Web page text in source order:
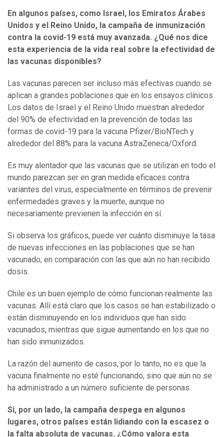
En algunos países, como Israel, los Emiratos Árabes
Unidos y el Reino Unido, la campaña de inmunización
contra l a covid-19 está muy avanzada. ¿Qué nos dice
esta experiencia de la vida real sobre la efectividad de
las vacunas disponibles?
Las vacunas parecen ser incluso más efectivas cuando se
aplican a grandes poblaciones que en los ensayos clínicos.
Los datos de Israel y el Reino Unido muestran alrededor
del 90% de efectividad en la prevención de todas las
formas de covid-19 para la vacuna Pfizer/BioNTech y
alrededor del 88% para la vacuna AstraZeneca/Oxford.
Es muy alentador que las vacunas que se utilizan en todo el
mundo parezcan ser en gran medida eficaces contra
variantes del virus, especialmente en términos de prevenir
enfermedades graves y la muerte, aunque no
necesariamente previenen la infección en sí.
Si observa los gráficos, puede ver cuánto disminuye la tasa
de nuevas infecciones en las poblaciones que se han
vacunado, en comparación con las que aún no han recibido
dosis.
Chile es un buen ejemplo de cómo funcionan realmente las
vacunas. Allí está claro que los casos se han estabilizado o
están disminuyendo en los individuos que han sido
vacunados, mientras que sigue aumentando en los que no
han sido inmunizados.
La razón del aumento de casos, por lo tanto, no es que la
vacuna finalmente no esté funcionando, sino que aún no se
ha administrado a un número suficiente de personas.
Si, por un lado, la campaña despega en algunos
lugares, otros países están lidiando con la escasez o
la falta absoluta de vacunas. ¿Cómo valora esta